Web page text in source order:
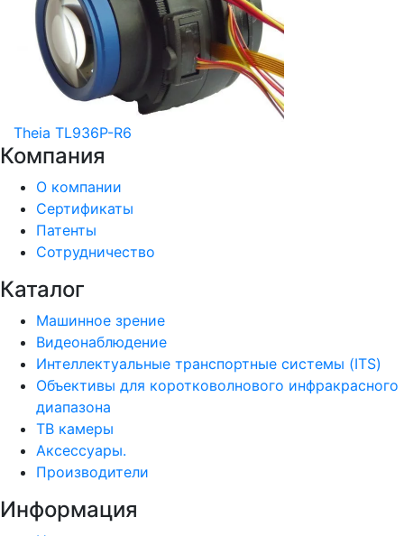
Theia TL936P-R6
Компания
О компании
Сертификаты
Патенты
Сотрудничество
Каталог
Машинное зрение
Видеонаблюдение
Интеллектуальные транспортные системы (ITS)
Объективы для коротковолнового инфракрасного
диапазона
ТВ камеры
Аксессуары.
Производители
Информация